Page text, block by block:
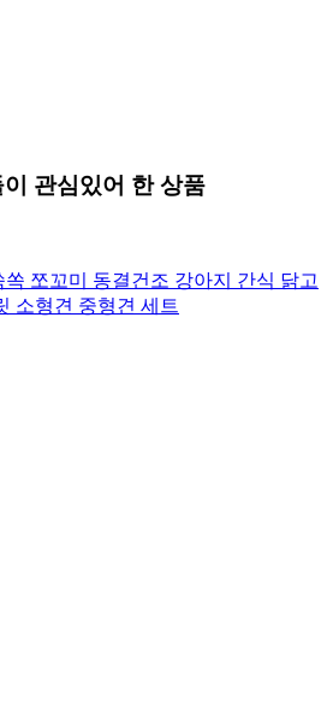
관심있어 한 상품
쪼꼬미 동결건조 강아지 간식 닭고
소형견 중형견 세트